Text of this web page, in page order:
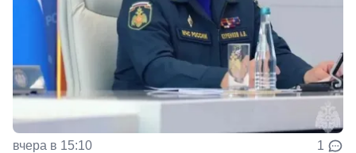
вчера в 15:10 1